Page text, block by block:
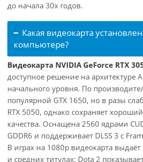
до начала 30х годов.
Какая видеокарта
компьютере?
Видеокарта NVIDIA GeForce RTX
доступное решение на архитектуре
начального уровня. По
популярной GTX 1650, но в разы
RTX 5050, однако сохраняет
качества. Оснащена 2560 ядрами
GDDR6 и поддерживает DLSS 3 с
В играх на 1080p видеокарта выдаёт
и средних титулах: Dota 2